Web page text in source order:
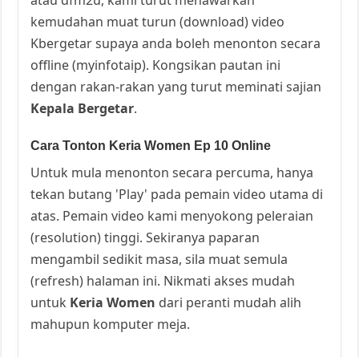
kemudahan muat turun (download) video
Kbergetar supaya anda boleh menonton secara
offline (myinfotaip). Kongsikan pautan ini
dengan rakan-rakan yang turut meminati sajian
Kepala Bergetar.
Cara Tonton Keria Women Ep 10 Online
Untuk mula menonton secara percuma, hanya
tekan butang 'Play' pada pemain video utama di
atas. Pemain video kami menyokong peleraian
(resolution) tinggi. Sekiranya paparan
mengambil sedikit masa, sila muat semula
(refresh) halaman ini. Nikmati akses mudah
untuk Keria Women dari peranti mudah alih
mahupun komputer meja.